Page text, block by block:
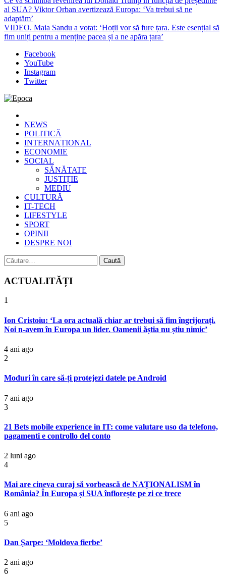
al SUA? Viktor Orban avertizează Europa: ‘Va trebui să ne
adaptăm’
VIDEO. Maia Sandu a votat: ‘Hoții vor să fure țara. Este esențial să
fim uniți pentru a menține pacea și a ne apăra țara’
Facebook
YouTube
Instagram
Twitter
Epoca
Cele mai noi știri online din România
NEWS
POLITICĂ
INTERNAȚIONAL
ECONOMIE
SOCIAL
SĂNĂTATE
JUSTIȚIE
MEDIU
CULTURĂ
IT-TECH
LIFESTYLE
SPORT
OPINII
DESPRE NOI
Caută
după:
ACTUALITĂȚI
1
Ion Cristoiu: ‘La ora actuală chiar ar trebui să fim îngrijorați.
Noi n-avem în Europa un lider. Oamenii ăștia nu știu nimic’
4 ani ago
2
Moduri în care să-ți protejezi datele pe Android
7 ani ago
3
21 Bets mobile experience in IT: come valutare uso da telefono,
pagamenti e controllo del conto
2 luni ago
4
Mai are cineva curaj să vorbească de NAȚIONALISM în
România? În Europa și SUA înflorește pe zi ce trece
6 ani ago
5
Dan Șarpe: ‘Moldova fierbe’
2 ani ago
6